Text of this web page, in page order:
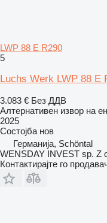
LWP 88 E R290
5
Luchs Werk LWP 88 E
3.083 € Без ДДВ
Алтернативен извор на
2025
Состојба нов
Германија, Schöntal
WENSDAY INVEST sp. Z
Контактирајте го